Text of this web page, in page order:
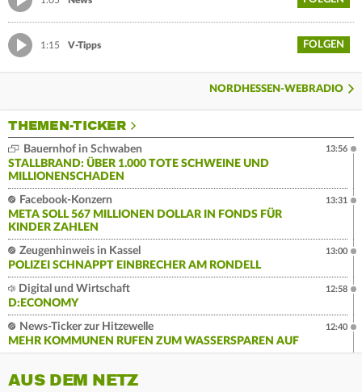
1:15 V-Tipps FOLGEN
NORDHESSEN-WEBRADIO
THEMEN-TICKER
Bauernhof in Schwaben
STALLBRAND: ÜBER 1.000 TOTE SCHWEINE UND
MILLIONENSCHADEN
13:56
Facebook-Konzern
META SOLL 567 MILLIONEN DOLLAR IN FONDS FÜR
KINDER ZAHLEN
13:31
Zeugenhinweis in Kassel
POLIZEI SCHNAPPT EINBRECHER AM RONDELL
13:00
Digital und Wirtschaft
D:ECONOMY
12:58
News-Ticker zur Hitzewelle
MEHR KOMMUNEN RUFEN ZUM WASSERSPAREN AUF
12:40
AUS DEM NETZ